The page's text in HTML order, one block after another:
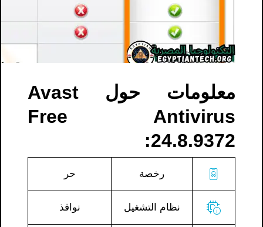
معلومات حول Avast
Free Antivirus
24.8.9372:
رخصة حر
نظام التشغيل نوافذ